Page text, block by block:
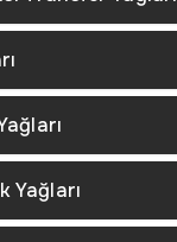
Yağları